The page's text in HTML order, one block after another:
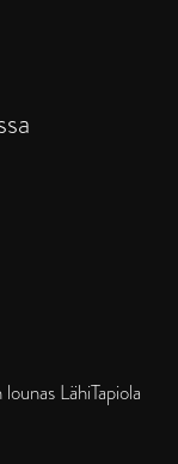
LähiTapiola